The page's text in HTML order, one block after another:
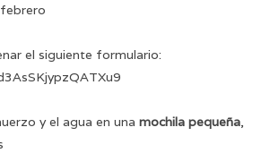
el siguiente formulario:
y el agua en una mochila pequeña,